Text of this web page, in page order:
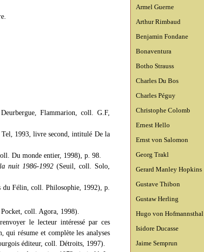
Armel Guerne
Arthur Rimbaud
Benjamin Fondane
Bonaventura
Botho Strauss
Charles Du Bos
Charles Péguy
Christophe Colomb
Ernest Hello
Ernst von Salomon
Georg Trakl
Gerard Manley Hopkins
Gustave Thibon
Gustaw Herling
Hugo von Hofmannsthal
Isidore Ducasse
Jaime Semprun
Flammarion, coll. G.F,
1993, livre second, intitulé De la
Du monde entier, 1998), p. 98.
nuit 1986-1992(Seuil, coll. Solo,
du Félin, coll. Philosophie, 1992), p.
Pocket, coll. Agora, 1998).
le lecteur intéressé par ces
résume et complète les analyses
éditeur, coll. Détroits, 1997).